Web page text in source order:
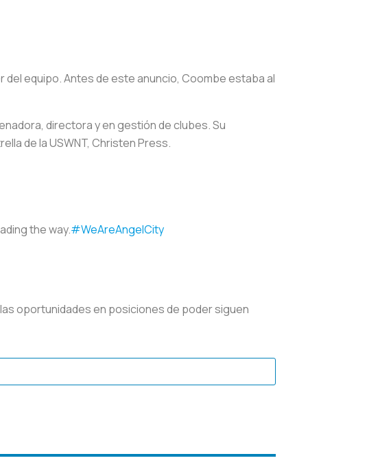
del equipo. Antes de este anuncio, Coombe estaba al
directora y en gestión de clubes. Su
de la USWNT, Christen Press.
the way.#WeAreAngelCity
oportunidades en posiciones de poder siguen